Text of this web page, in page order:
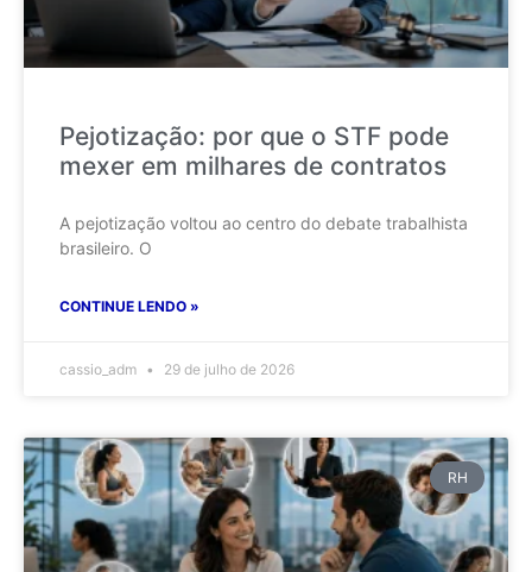
Pejotização: por que o STF pode
mexer em milhares de contratos
A pejotização voltou ao centro do debate trabalhista
brasileiro. O
CONTINUE LENDO »
cassio_adm 29 de julho de 2026
RH